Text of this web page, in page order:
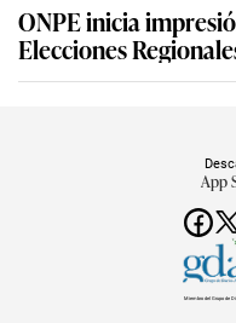
ONPE inicia
Elecciones
App
Miembro del Grupo de